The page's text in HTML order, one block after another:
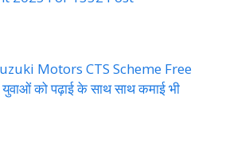
Motors CTS Scheme Free
को पढ़ाई के साथ साथ कमाई भी